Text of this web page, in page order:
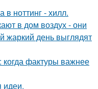
в ноттинг - хилл.
в дом воздух - они
жаркий день выглядят
когда фактуры важнее
идеи.